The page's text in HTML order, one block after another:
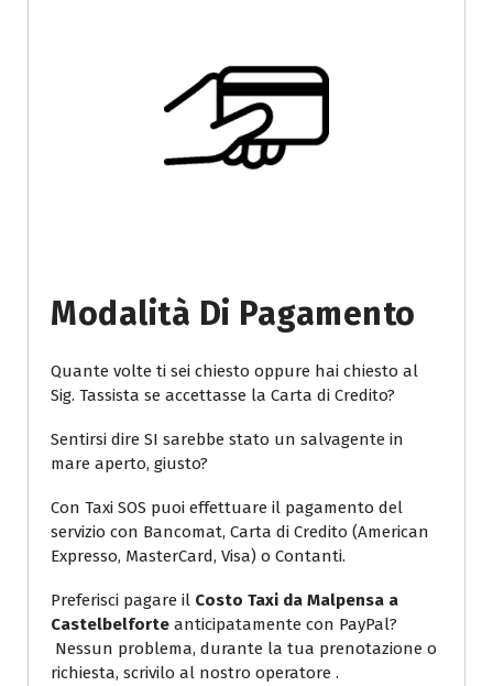
Modalità Di Pagamento
Quante volte ti sei chiesto oppure hai chiesto al
Sig. Tassista se accettasse la Carta di Credito?
Sentirsi dire SI sarebbe stato un salvagente in
mare aperto, giusto?
Con Taxi SOS puoi effettuare il pagamento del
servizio con Bancomat, Carta di Credito (American
Expresso, MasterCard, Visa) o Contanti.
Preferisci pagare il Costo Taxi da Malpensa a
Castelbelforte anticipatamente con PayPal?
Nessun problema, durante la tua prenotazione o
richiesta, scrivilo al nostro operatore .